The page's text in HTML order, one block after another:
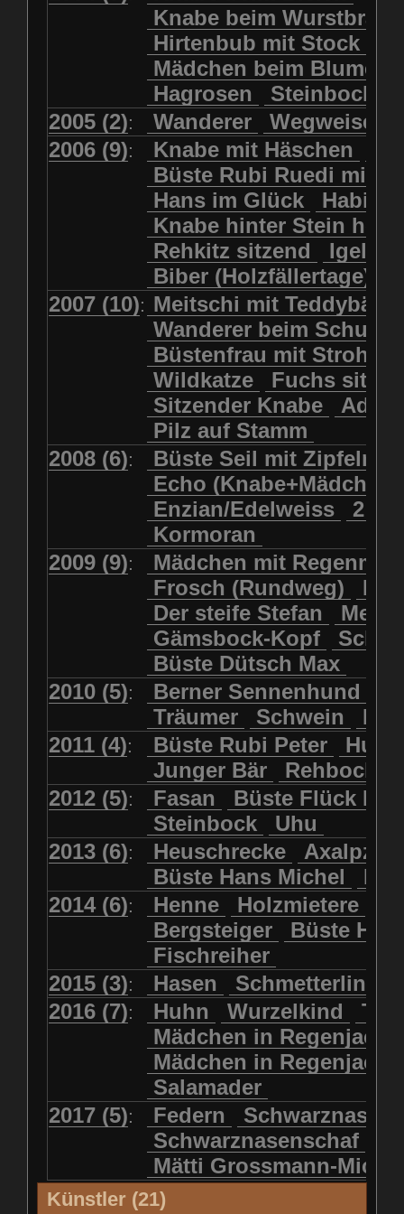
Mädchen beim Blumenpflücken
Mädchen in Regenjacke
Mädchen in Regenjacke und
Mädchen mit Regenmolch
Mädchen mit Schmetterling
Mätti Grossmann-Michel
Meitschi (Rundweg)
Meitschi mit Teddybär
Pilzfraueli Risetenmandli
Sitzender Knabe Tengeler
Wanderer
Wanderer beim Schuhbinden
Wegweiser Wilde Hilde
Wildhüter Wurzelkind
Luchs schreitend
Luchs sitzend Murmeltier
Murmeltiere Rehbockkopf
Rehkitz Rehkitz sitzend
Salamader Schmetterling
Schmetterlinge Schnecke
Schwarznasenschaf
Schwarznasenschaf mit Kalb
Steinbock
Steinbock Steinmarder
Uhu Uhu mit Jungen
Waschbär Wildkatze
Wolf Ziegenkopf
Knabe beim
Hirtenbub mit Stock
Mädchen beim
Hagrosen
Steinbock
2005 (2): Wanderer
Wegweiser
2006 (9): Knabe mit Häschen
Büste Rubi Ruedi mit
Hans im Glück
Knabe hinter Stein
Rehkitz sitzend
Igel
Biber (Holzfällertage)
2007 (10): Meitschi mit Teddybär
Wanderer beim
Büstenfrau mit Strohut
Wildkatze
Fuchs
Sitzender Knabe
Adler
Pilz auf Stamm
2008 (6):
Büste Seil mit
Echo
Enzian/Edelweiss
2
Kormoran
2009 (9):
Mädchen mit
Frosch (Rundweg)
Der steife Stefan
Gämsbock-Kopf
Büste Dütsch Max
2010 (5): Berner Sennenhund
Träumer
Schwein
2011 (4): Büste Rubi Peter
Junger Bär
2012 (5): Fasan
Büste Flück
Steinbock
Uhu
2013 (6): Heuschrecke
Büste Hans Michel
2014 (6): Henne Holzmietere
Bergsteiger
Büste HP
Fischreiher
2015 (3): Hasen Schmetterlinge
2016 (7): Huhn Wurzelkind
Mädchen in
Mädchen in Regenjacke
Salamader
2017 (5): Federn
Schwarznasenschaf
Mätti Grossmann-
Künstler (21)